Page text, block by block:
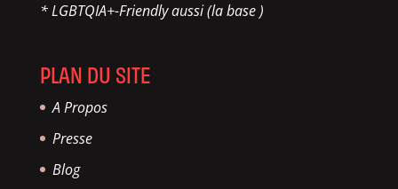
* LGBTQIA+-Friendly aussi (la base )
PLAN DU SITE
A Propos
Presse
Blog